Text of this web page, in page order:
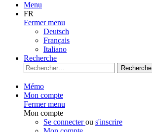
Menu
FR
Fermer menu
Deutsch
Français
Italiano
Recherche
Recherche
Mémo
Mon compte
Fermer menu
Mon compte
Se connecterou s'inscrire